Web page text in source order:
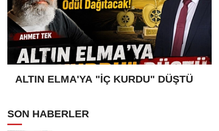
ALTIN ELMA'YA "İÇ KURDU" DÜŞTÜ
SON HABERLER